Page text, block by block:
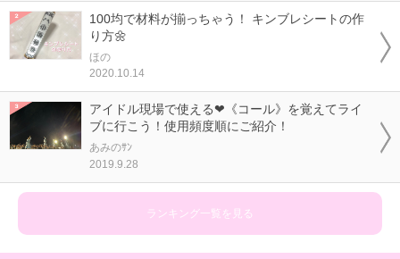
100均で材料が揃っちゃう！ キンブレシートの作
り方🌼
ほの
2020.10.14
アイドル現場で使える❤《コール》を覚えてライ
ブに行こう！使用頻度順にご紹介！
あみのｻﾝ
2019.9.28
ランキング一覧を見る